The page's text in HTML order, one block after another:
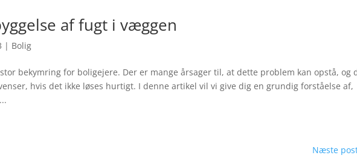
af fugt i væggen
| Bolig
bekymring for boligejere. Der er mange årsager til, at dette problem kan opstå, og
hvis det ikke løses hurtigt. I denne artikel vil vi give dig en grundig forståelse af,
Næste